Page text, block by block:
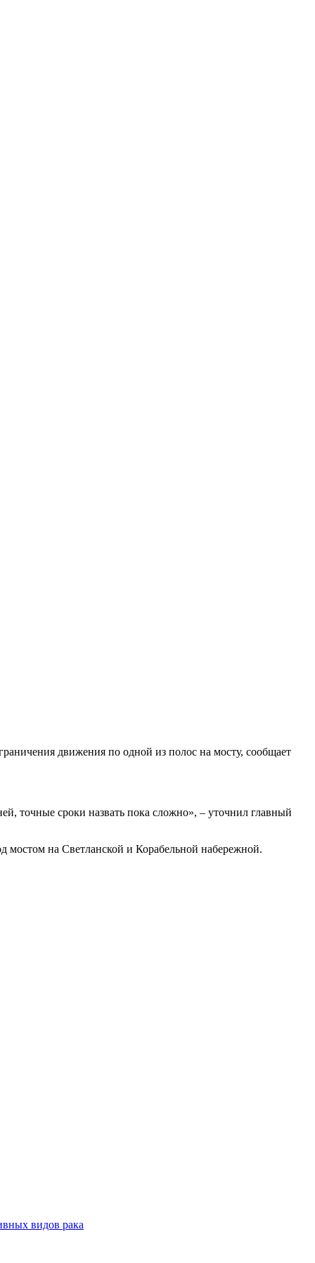
движения по одной из полос на мосту, сообщает
точные сроки назвать пока сложно», – уточнил главный
мостом на Светланской и Корабельной набережной.
видов рака